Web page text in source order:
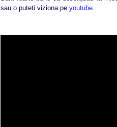
sau o puteti viziona pe youtube.